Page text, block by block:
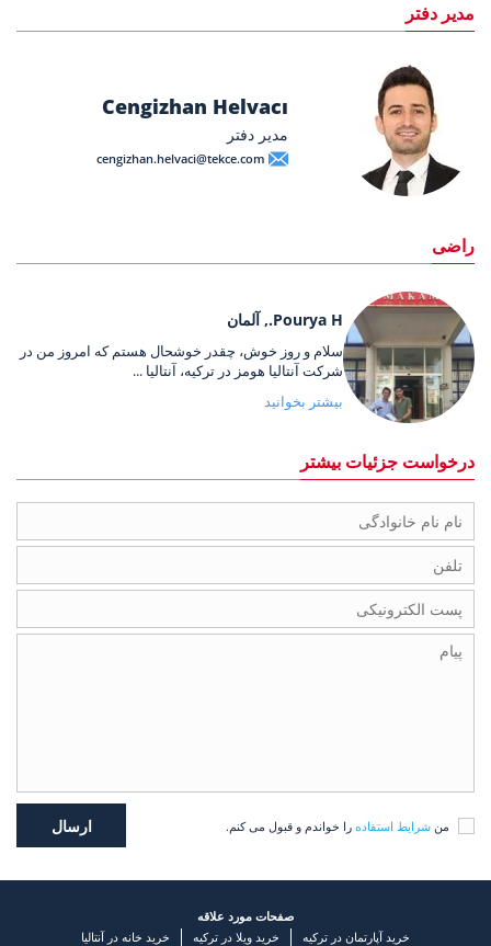
مدیر دفتر
Cengizhan Helvacı
مدیر دفتر
cengizhan.helvaci@tekce.com
راضی
Pourya H., آلمان
سلام و روز خوش، چقدر خوشحال هستم که امروز من در
شرکت آنتالیا هومز در ترکیه، آنتالیا ...
بیشتر بخوانید
درخواست جزئیات بیشتر
من شرایط استفاده را خواندم و قبول می کنم.
صفحات مورد علاقه
خرید آپارتمان در ترکیه
خرید ویلا در ترکیه خرید خانه در آنتالیا